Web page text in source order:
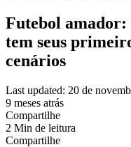
Futebol amador:
tem seus
cenários
Last updated: 20 de
9 meses atrás
Compartilhe
2 Min de leitura
Compartilhe